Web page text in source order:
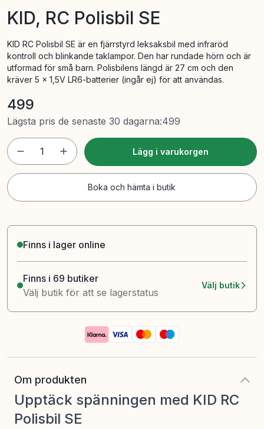
KID, RC Polisbil SE
KID RC Polisbil SE är en fjärrstyrd leksaksbil med infraröd
kontroll och blinkande taklampor. Den har rundade hörn och är
utformad för små barn. Polisbilens längd är 27 cm och den
kräver 5 x 1,5V LR6-batterier (ingår ej) för att användas.
499
Lägsta pris de senaste 30 dagarna:499
1 Lägg i varukorgen
Boka och hämta i butik
Finns i lager online
Finns i 69 butiker
Välj butik för att se lagerstatus
Välj butik
Om produkten
Upptäck spänningen med KID RC
Polisbil SE